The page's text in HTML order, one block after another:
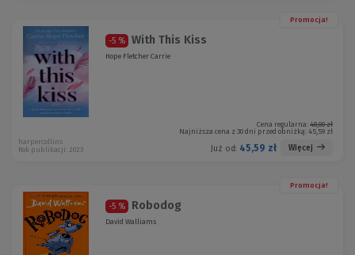
Promocja!
-5 % With This Kiss
Hope Fletcher Carrie
Cena regularna: 48,00 zł
Najniższa cena z 30 dni przed obniżką: 45,59 zł
Już od: 45,59 zł Więcej
harpercollins
Rok publikacji: 2023
Promocja!
-5 % Robodog
David Walliams